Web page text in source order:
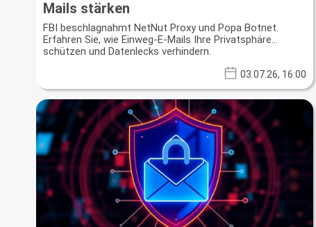
Mails stärken
FBI beschlagnahmt NetNut Proxy und Popa Botnet.
Erfahren Sie, wie Einweg-E-Mails Ihre Privatsphäre
schützen und Datenlecks verhindern.
03.07.26, 16:00